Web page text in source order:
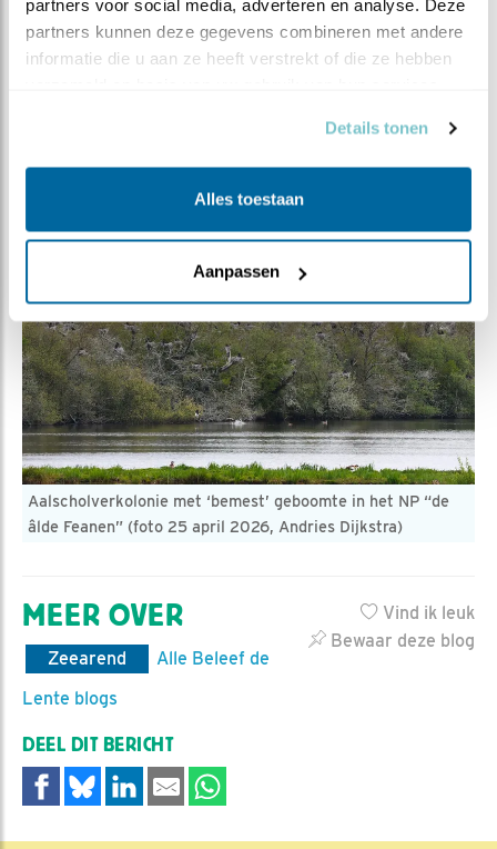
partners voor social media, adverteren en analyse. Deze
partners kunnen deze gegevens combineren met andere
informatie die u aan ze heeft verstrekt of die ze hebben
Details tonen
Alles toestaan
Aanpassen
Hoe dan ook, blijf voorlopig genieten van de geurloze
beelden via de webcam. Als alles goed gaat, dan zullen
eefomgeving van de zeearenden.
Aalscholverkolonie met ‘bemest’ geboomte in het NP “de
âlde Feanen” (foto 25 april 2026, Andries Dijkstra)
Vind ik leuk
Bewaar deze blog
MEER OVER
Zeearend
Alle Beleef de
Lente blogs
DEEL DIT BERICHT